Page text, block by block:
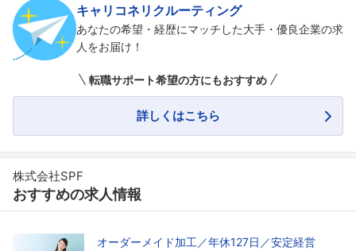
キャリコネリクルーティング
あなたの希望・経歴にマッチした大手・優良企業の求
人をお届け！
転職サポート希望の方にもおすすめ
詳しくはこちら
株式会社SPF
おすすめの求人情報
オーダーメイド加工／年休127日／安定経営